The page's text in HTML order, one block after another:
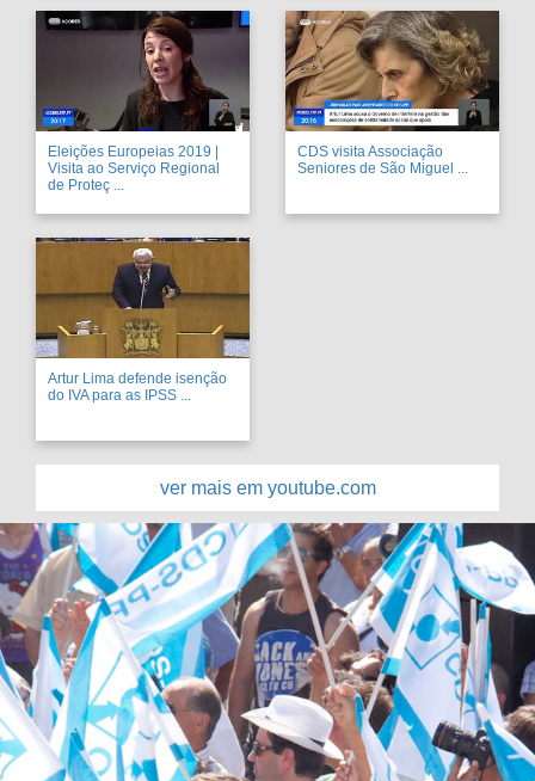
Eleições Europeias 2019 |
Visita ao Serviço Regional
de Proteç ...
CDS visita Associação
Seniores de São Miguel ...
Artur Lima defende isenção
do IVA para as IPSS ...
ver mais em youtube.com